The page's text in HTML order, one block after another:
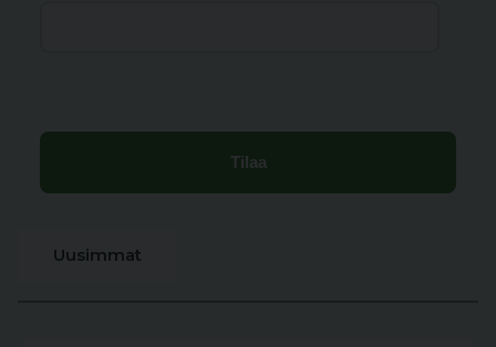
Uusimmat